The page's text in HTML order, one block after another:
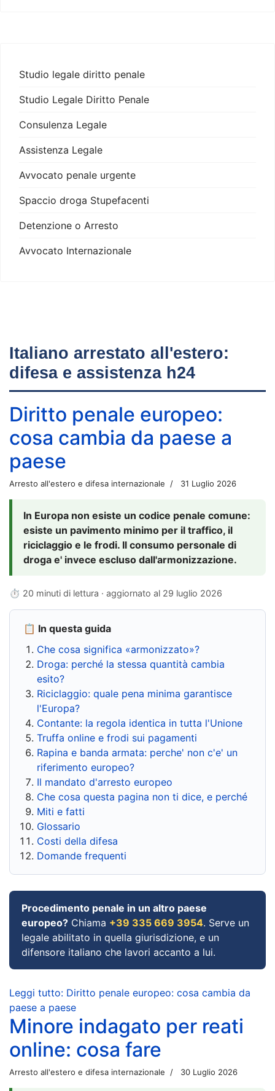
Studio legale diritto penale
Studio Legale Diritto Penale
Consulenza Legale
Assistenza Legale
Avvocato penale urgente
Spaccio droga Stupefacenti
Detenzione o Arresto
Avvocato Internazionale
Italiano arrestato all'estero:
difesa e assistenza h24
Diritto penale europeo:
cosa cambia da paese a
paese
Arresto all'estero e difesa internazionale 31 Luglio 2026
In Europa non esiste un codice penale comune:
esiste un pavimento minimo per il traffico, il
riciclaggio e le frodi. Il consumo personale di
droga e' invece escluso dall'armonizzazione.
⏱ 20 minuti di lettura · aggiornato al 29 luglio 2026
📋 In questa guida
Che cosa significa «armonizzato»?
Droga: perché la stessa quantità cambia
esito?
Riciclaggio: quale pena minima garantisce
l'Europa?
Contante: la regola identica in tutta l'Unione
Truffa online e frodi sui pagamenti
Rapina e banda armata: perche' non c'e' un
riferimento europeo?
Il mandato d'arresto europeo
Che cosa questa pagina non ti dice, e perché
Miti e fatti
Glossario
Costi della difesa
Domande frequenti
Procedimento penale in un altro paese
europeo? Chiama +39 335 669 3954. Serve un
legale abilitato in quella giurisdizione, e un
difensore italiano che lavori accanto a lui.
Leggi tutto: Diritto penale europeo: cosa cambia da
paese a paese
Minore indagato per reati
online: cosa fare
Arresto all'estero e difesa internazionale 30 Luglio 2026